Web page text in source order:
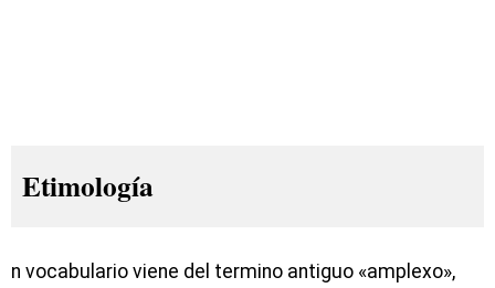
Etimología
n vocabulario viene del termino antiguo «amplexo»,